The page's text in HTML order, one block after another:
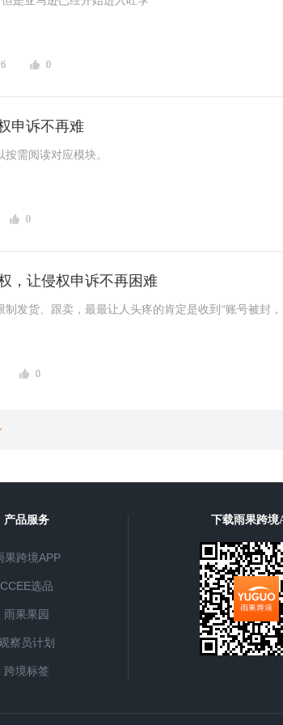
0
申诉不再难
需阅读对应模块。
0
，让侵权申诉不再困难
发货、跟卖，最最让人头疼的肯定是收到“账号被封
0
产品服务
果跨境APP
CCEE选品
雨果果园
观察员计划
跨境标签
下载雨果跨境